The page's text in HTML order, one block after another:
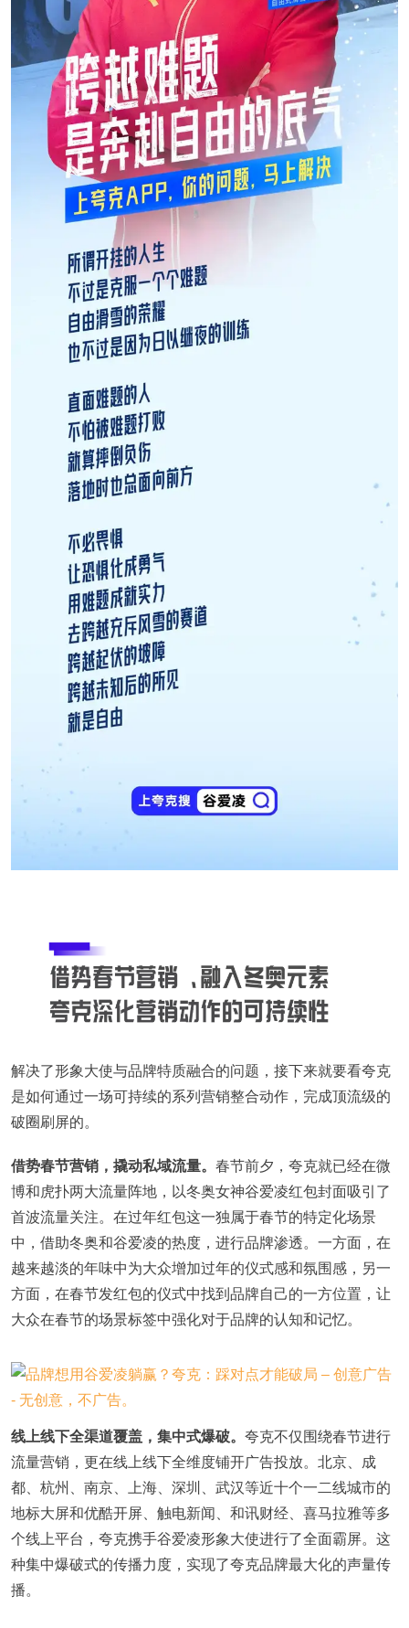
解决了形象大使与品牌特质融合的问题，接下来就要看夸克
是如何通过一场可持续的系列营销整合动作，完成顶流级的
破圈刷屏的。
借势春节营销，撬动私域流量。 春节前夕，夸克就已经在微
博和虎扑两大流量阵地，以冬奥女神谷爱凌红包封面吸引了
首波流量关注。在过年红包这一独属于春节的特定化场景
中，借助冬奥和谷爱凌的热度，进行品牌渗透。一方面，在
越来越淡的年味中为大众增加过年的仪式感和氛围感，另一
方面，在春节发红包的仪式中找到品牌自己的一方位置，让
大众在春节的场景标签中强化对于品牌的认知和记忆。
线上线下全渠道覆盖，集中式爆破。 夸克不仅围绕春节进行
流量营销，更在线上线下全维度铺开广告投放。北京、成
都、杭州、南京、上海、深圳、武汉等近十个一二线城市的
地标大屏和优酷开屏、触电新闻、和讯财经、喜马拉雅等多
个线上平台，夸克携手谷爱凌形象大使进行了全面霸屏。这
种集中爆破式的传播力度，实现了夸克品牌最大化的声量传
播。